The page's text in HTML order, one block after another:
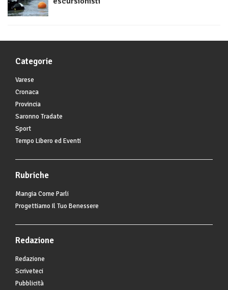
Categorie
Varese
Cronaca
Provincia
Saronno Tradate
Sport
Tempo Libero ed Eventi
Rubriche
Mangia Come Parli
Progettiamo Il Tuo Benessere
Redazione
Redazione
Scriveteci
Pubblicità